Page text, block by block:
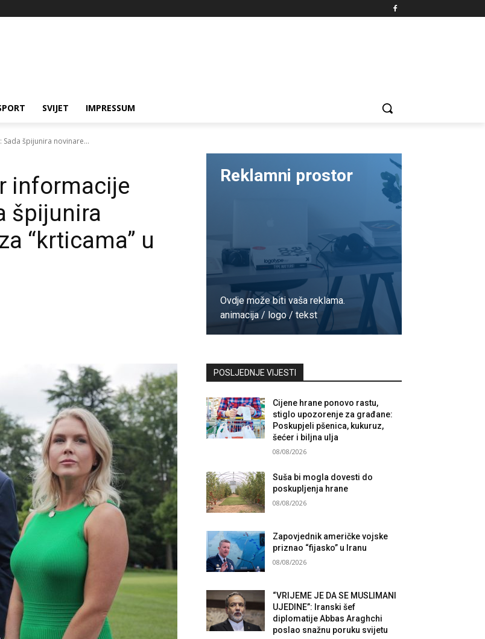
SVIJET IMPRESSUM
špijunira novinare...
informacije
špijunira
“krticama” u
Reklamni prostor
Ovdje može biti vaša reklama.
animacija / logo / tekst
POSLJEDNJE VIJESTI
Cijene hrane ponovo rastu,
stiglo upozorenje za građane:
Poskupjeli pšenica, kukuruz,
šećer i biljna ulja
08/08/2026
Suša bi mogla dovesti do
poskupljenja hrane
08/08/2026
Zapovjednik američke vojske
priznao “fijasko” u Iranu
08/08/2026
“VRIJEME JE DA SE MUSLIMANI
UJEDINE”: Iranski šef
diplomatije Abbas Araghchi
poslao snažnu poruku svijetu